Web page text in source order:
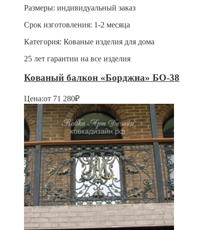
Размеры: индивидуальный заказ
Срок изготовления: 1-2 месяца
Категория: Кованые изделия для дома
25 лет гарантии на все изделия
Кованый балкон «Борджиа» БО-38
Цена:от 71 280₽